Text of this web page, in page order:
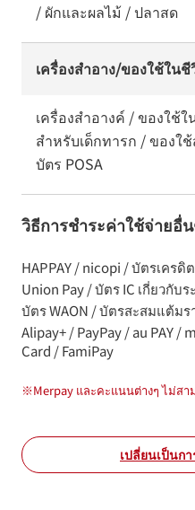
/ ผักและผลไม้ / ปลาสด
เครื่องสำอาง/ของใช้ใน
เครื่องสำอางค์ / ของใช้
สำหรับเด็กทารก / ของใ
บัตร POSA
วิธีการชำระค่าใช้จ่ายอื่
HAPPAY / nicopi / บัตรเครดิ
Union Pay / บัตร IC เกี่ยวกับ
บัตร WAON / บัตรสะสมแต้ม
Alipay+ / PayPay / au PAY /
Card / FamiPay
※Merpay และคะแนนต่างๆ ไม่สา
เปลี่ยนเป็นก